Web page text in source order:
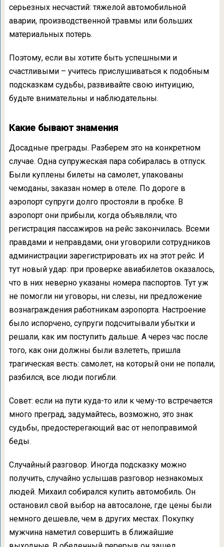
серьезных несчастий: тяжелой автомобильной
аварии, производственной травмы или больших
материальных потерь.
Поэтому, если вы хотите быть успешными и
счастливыми – учитесь прислушиваться к подобным
подсказкам судьбы, развивайте свою интуицию,
будьте внимательны и наблюдательны.
Какие бывают знамения
Досадные преграды. Разберем это на конкретном
случае. Одна супружеская пара собиралась в отпуск.
Были куплены билеты на самолет, упакованы
чемоданы, заказан номер в отеле. По дороге в
аэропорт супруги долго простояли в пробке. В
аэропорт они прибыли, когда объявляли, что
регистрация пассажиров на рейс закончилась. Всеми
правдами и неправдами, они уговорили сотрудников
администрации зарегистрировать их на этот рейс. И
тут новый удар: при проверке авиабилетов оказалось,
что в них неверно указаны номера паспортов. Тут уж
не помогли ни уговоры, ни слезы, ни предложение
вознаграждения работникам аэропорта. Настроение
было испорчено, супруги подсчитывали убытки и
решали, как им поступить дальше. А через час после
того, как они должны были взлететь, пришла
трагическая весть: самолет, на который они не попали,
разбился, все люди погибли.
Совет: если на пути куда-то или к чему-то встречается
много преград, задумайтесь, возможно, это знак
судьбы, предостерегающий вас от непоправимой
беды.
Случайный разговор. Иногда подсказку можно
получить, случайно услышав разговор незнакомых
людей. Михаил собирался купить автомобиль. Он
остановил свой выбор на автосалоне, где цены были
немного дешевле, чем в других местах. Покупку
мужчина наметил совершить в ближайшие